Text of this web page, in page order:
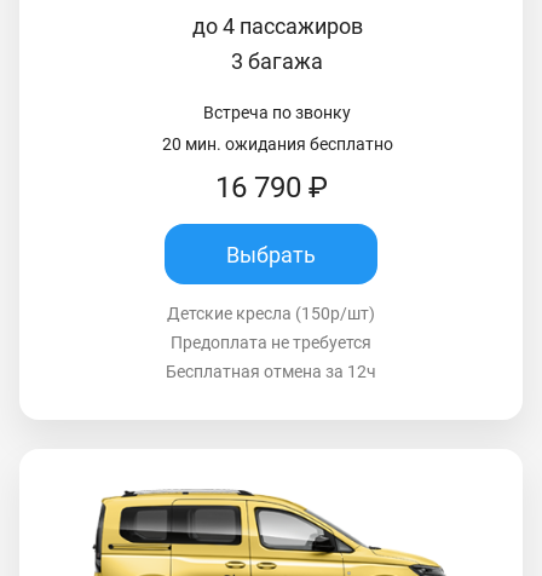
до 4 пассажиров
3 багажа
Встреча по звонку
20 мин. ожидания бесплатно
16 790 ₽
Выбрать
Детские кресла (150р/шт)
Предоплата не требуется
Бесплатная отмена за 12ч